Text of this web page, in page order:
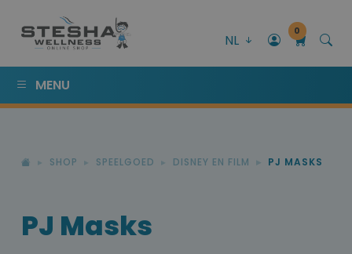
NL
0
MENU
SHOP SPEELGOED DISNEY EN FILM PJ MASKS
PJ Masks